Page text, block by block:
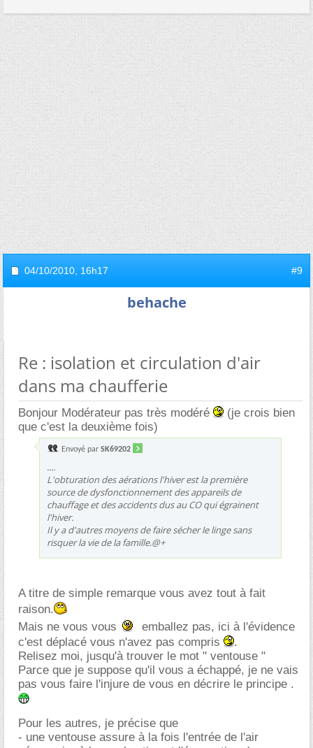
04/10/2010, 16h17 #9
behache
Re : isolation et circulation d'air
dans ma chaufferie
Bonjour Modérateur pas très modéré
(je crois bien
que c'est la deuxième fois)
Envoyé par SK69202
....
L'obturation des aérations l'hiver est la première
source de dysfonctionnement des appareils de
chauffage et des accidents dus au CO qui égrainent
l'hiver.
Il y a d'autres moyens de faire sécher le linge sans
risquer la vie de la famille.@+
A titre de simple remarque vous avez tout à fait
raison.
Mais ne vous vous
emballez pas, ici à l'évidence
c'est déplacé vous n'avez pas compris
.
Relisez moi, jusqu'à trouver le mot " ventouse "
Parce que je suppose qu'il vous a échappé, je ne vais
pas vous faire l'injure de vous en décrire le principe .
Pour les autres, je précise que
- une ventouse assure à la fois l'entrée de l'air